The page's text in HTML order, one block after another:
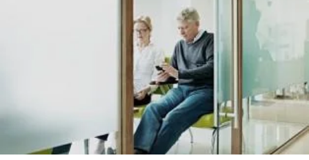
Sundhedskort
Medbring altid dit sundhedskort.
Ved bortkommet eller beskadiget sundhedskort fås et
Du kan naturligvis også benytte Sundhedskort App'en.
Læs mere her